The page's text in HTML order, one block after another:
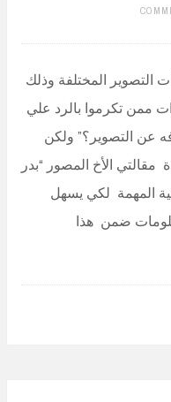
التصوير المختلفة وذلك
ممن تكرموا بالرد علي
عن التصوير؟” ولكن
مقالتي الأخ المصور “بدر
المهمة لكي يسهل
ضمن هذا